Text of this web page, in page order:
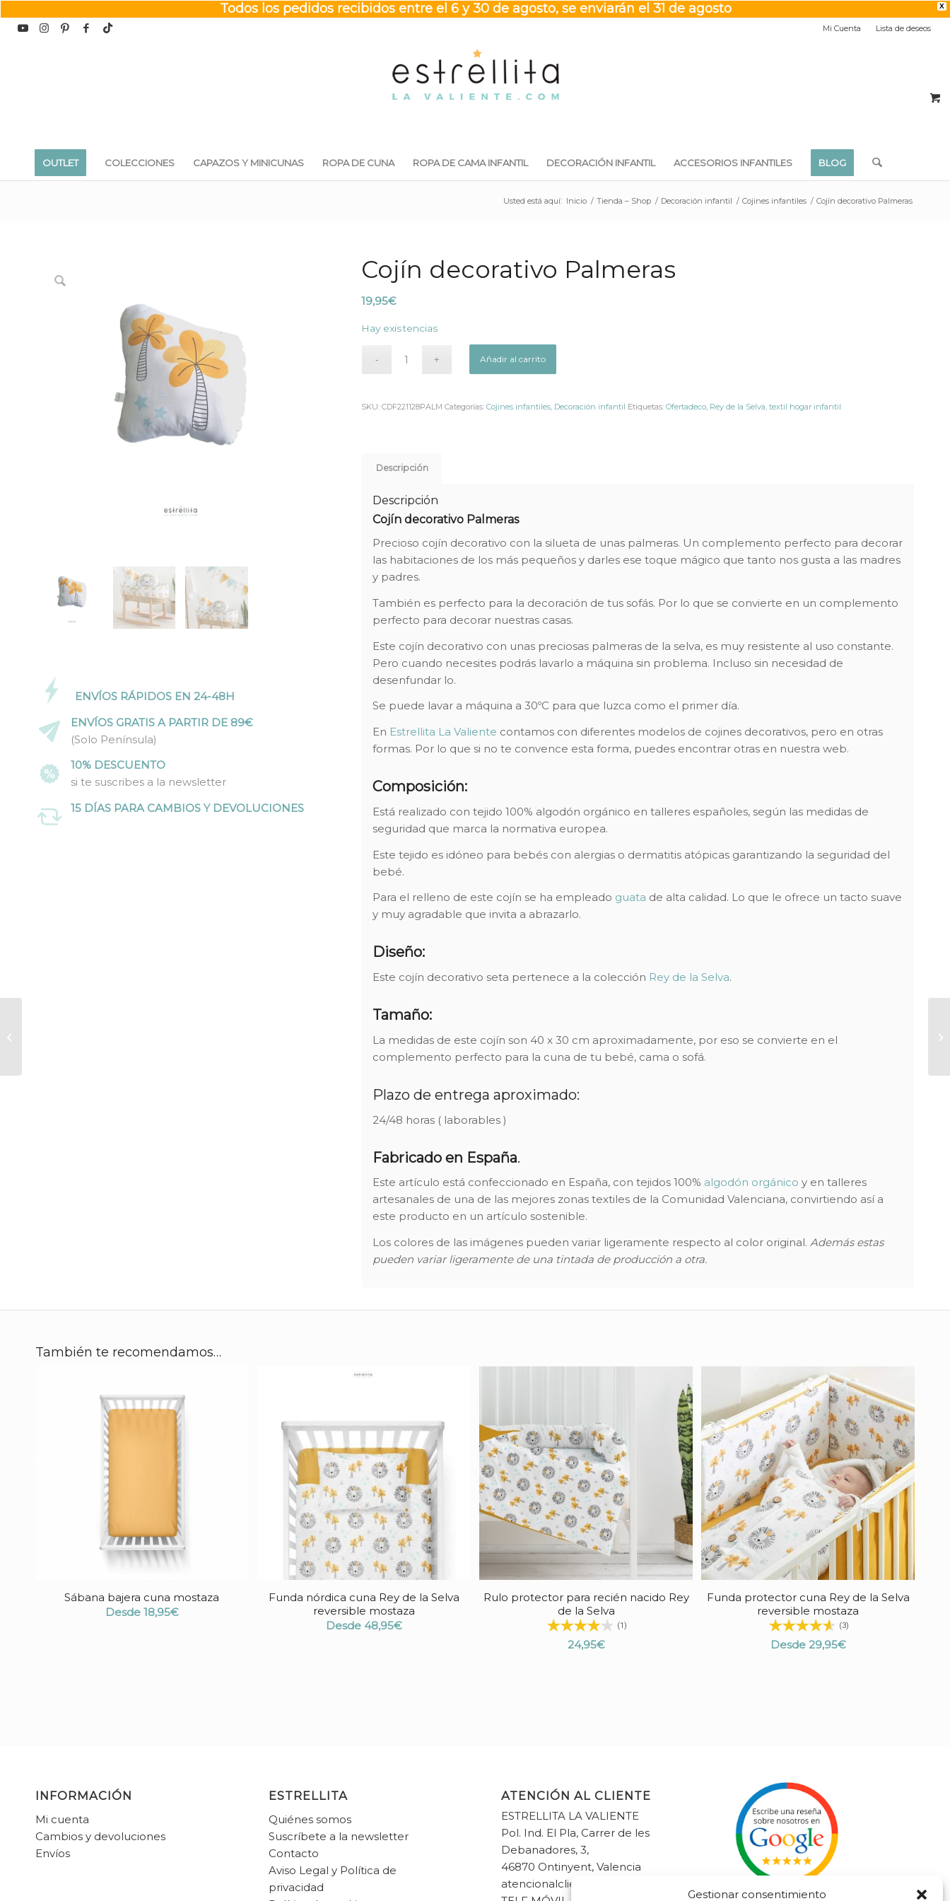
X
Todos los pedidos recibidos entre el 6 y 30 de agosto, se enviarán el 31 de agosto
Gestionar consentimiento
Mi Cuenta Lista de deseos
OUTLET COLECCIONES CAPAZOS Y MINICUNAS ROPA DE CUNA ROPA DE CAMA INFANTIL DECORACIÓN INFANTIL ACCESORIOS INFANTILES BLOG
Usted está aquí: Inicio / Tienda – Shop / Decoración infantil / Cojines infantiles / Cojín decorativo Palmeras
ENVÍOS RÁPIDOS EN 24-48H
ENVÍOS GRATIS A PARTIR DE 89€
(Solo Península)
10% DESCUENTO
si te suscribes a la newsletter
15 DÍAS PARA CAMBIOS Y DEVOLUCIONES
Cojín decorativo Palmeras
19,95€
Hay existencias
Añadir al carrito
SKU: CDF221128PALM Categorías: Cojines infantiles, Decoración infantil Etiquetas: Ofertadeco, Rey de la Selva, textil hogar infantil
Descripción
Descripción
Cojín decorativo Palmeras
Precioso cojín decorativo con la silueta de unas palmeras. Un complemento perfecto para decorar
las habitaciones de los más pequeños y darles ese toque mágico que tanto nos gusta a las madres
y padres.
También es perfecto para la decoración de tus sofás. Por lo que se convierte en un complemento
perfecto para decorar nuestras casas.
Este cojín decorativo con unas preciosas palmeras de la selva, es muy resistente al uso constante.
Pero cuando necesites podrás lavarlo a máquina sin problema. Incluso sin necesidad de
desenfundar lo.
Se puede lavar a máquina a 30ºC para que luzca como el primer día.
En Estrellita La Valiente contamos con diferentes modelos de cojines decorativos, pero en otras
formas. Por lo que si no te convence esta forma, puedes encontrar otras en nuestra web.
Composición:
Está realizado con tejido 100% algodón orgánico en talleres españoles, según las medidas de
seguridad que marca la normativa europea.
Este tejido es idóneo para bebés con alergias o dermatitis atópicas garantizando la seguridad del
bebé.
Para el relleno de este cojín se ha empleado guata de alta calidad. Lo que le ofrece un tacto suave
y muy agradable que invita a abrazarlo.
Diseño:
Este cojín decorativo seta pertenece a la colección Rey de la Selva.
Tamaño:
La medidas de este cojín son 40 x 30 cm aproximadamente, por eso se convierte en el
complemento perfecto para la cuna de tu bebé, cama o sofá.
Plazo de entrega aproximado:
24/48 horas ( laborables )
Fabricado en España.
Este artículo está confeccionado en España, con tejidos 100% algodón orgánico y en talleres
artesanales de una de las mejores zonas textiles de la Comunidad Valenciana, convirtiendo así a
este producto en un artículo sostenible.
Los colores de las imágenes pueden variar ligeramente respecto al color original. Además estas
pueden variar ligeramente de una tintada de producción a otra.
También te recomendamos…
Sábana bajera cuna mostaza
Desde 18,95€
Funda nórdica cuna Rey de la Selva
reversible mostaza
Desde 48,95€
Rulo protector para recién nacido Rey
de la Selva
(1)
24,95€
Funda protector cuna Rey de la Selva
reversible mostaza
(3)
Desde 29,95€
INFORMACIÓN
Mi cuenta
Cambios y devoluciones
Envíos
ESTRELLITA
Quiénes somos
Suscríbete a la newsletter
Contacto
Aviso Legal y Política de
privacidad
ATENCIÓN AL CLIENTE
ESTRELLITA LA VALIENTE
Pol. Ind. El Pla, Carrer de les
Debanadores, 3,
46870 Ontinyent, Valencia
atencionalcliente@estrellitalavaliente.com